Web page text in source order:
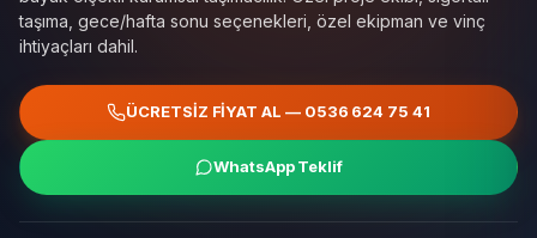
taşıma, gece/hafta sonu seçenekleri, özel ekipman ve vinç
ihtiyaçları dahil.
ÜCRETSİZ FİYAT AL — 0536 624 75 41
WhatsApp Teklif